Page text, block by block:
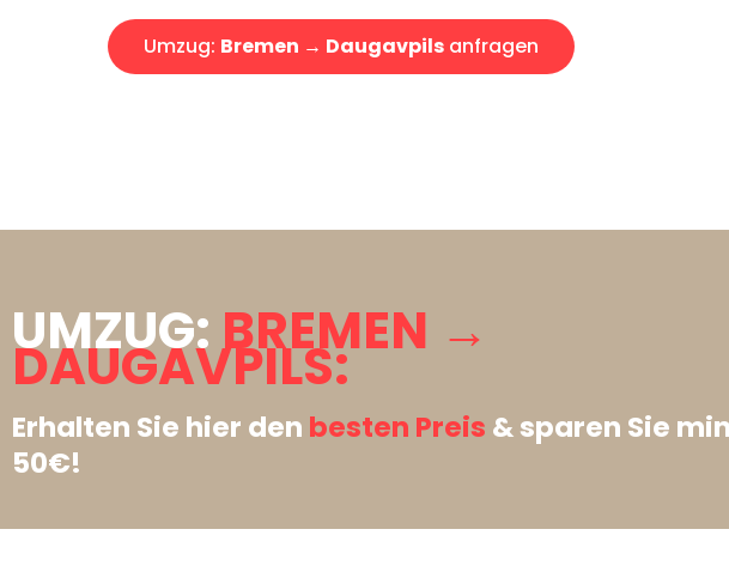
Umzug: Bremen → Daugavpils anfragen
UMZUG:BREMEN →
DAUGAVPILS:
Erhalten Sie hier den besten Preis & sparen Sie
50€!